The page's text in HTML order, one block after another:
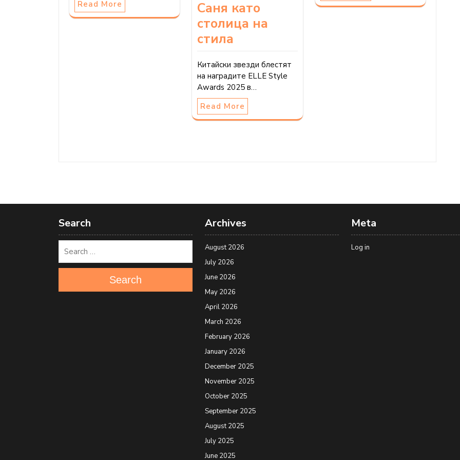
Read More
Саня като
столица на
стила
Китайски звезди блестят
на наградите ELLE Style
Awards 2025 в…
Read More
Search
Search
Archives
August 2026
July 2026
June 2026
May 2026
April 2026
March 2026
February 2026
January 2026
December 2025
November 2025
October 2025
September 2025
August 2025
July 2025
June 2025
Meta
Log in